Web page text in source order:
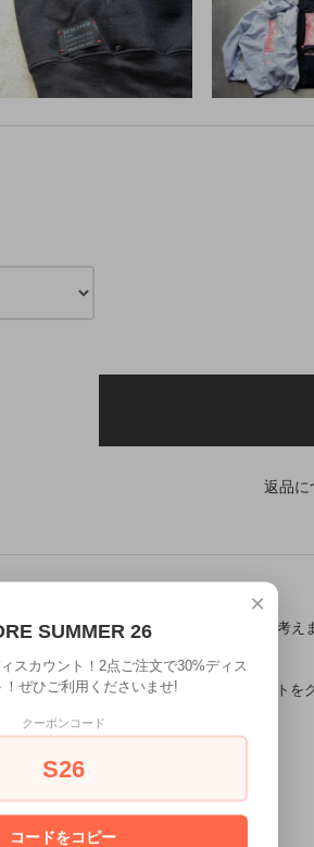
返品に
度も見て写真を撮り、グラデーションを考え
ない独特な淡いカラーで描きました。
ーをモノトーンで記し、空の色とコンセプトを
。
は、表面に模様を施し中央に刻印。
素な仕立てに。
×
SUMMER 26
スカウント！2点ご注文で30%ディス
！ぜひご利用くださいませ!
クーポンコード
S26
コードをコピー